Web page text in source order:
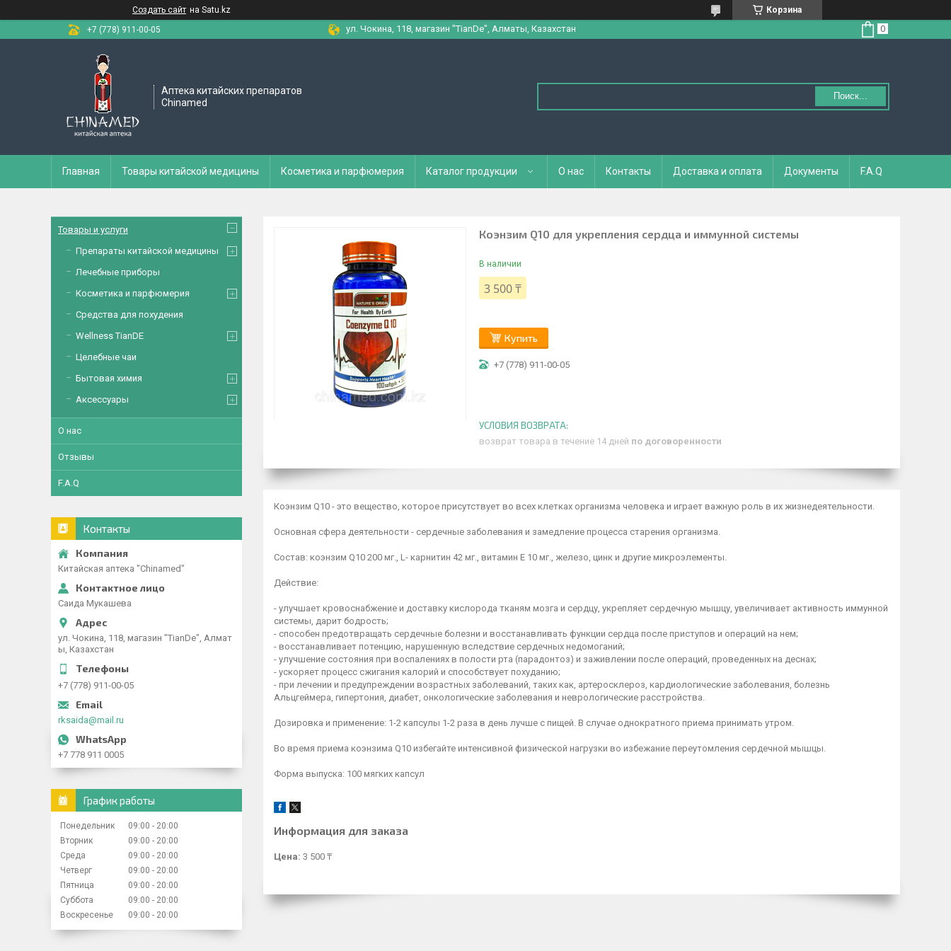
Создать сайт на Satu.kz
Корзина
+7 (778) 911-00-05
ул. Чокина, 118, магазин "TianDe", Алматы, Казахстан
Аптека китайских препаратов
Chinamed
Поиск...
Главная Товары китайской медицины Косметика и парфюмерия Каталог продукции О нас Контакты Доставка и оплата Документы F.A.Q
Коэнзим Q10 для укрепления сердца и иммунной системы
В наличии
3 500 ₸
Купить
+7 (778) 911-00-05
возврат товара в течение 14 дней по договоренности
Коэнзим Q10 - это вещество, которое присутствует во всех клетках организма человека и играет важную роль в их жизнедеятельности.
Основная сфера деятельности - сердечные заболевания и замедление процесса старения организма.
Состав: коэнзим Q10 200 мг., L- карнитин 42 мг., витамин Е 10 мг., железо, цинк и другие микроэлементы.
Действие:
- улучшает кровоснабжение и доставку кислорода тканям мозга и сердцу, укрепляет сердечную мышцу, увеличивает активность иммунной
системы, дарит бодрость;
- способен предотвращать сердечные болезни и восстанавливать функции сердца после приступов и операций на нем;
- восстанавливает потенцию, нарушенную вследствие сердечных недомоганий;
- улучшение состояния при воспалениях в полости рта (парадонтоз) и заживлении после операций, проведенных на деснах;
- ускоряет процесс сжигания калорий и способствует похуданию;
- при лечении и предупреждении возрастных заболеваний, таких как, артеросклероз, кардиологические заболевания, болезнь
Альцгеймера, гипертония, диабет, онкологические заболевания и неврологические расстройства.
Дозировка и применение: 1-2 капсулы 1-2 раза в день лучше с пищей. В случае однократного приема принимать утром.
Во время приема коэнзима Q10 избегайте интенсивной физической нагрузки во избежание переутомления сердечной мышцы.
Форма выпуска: 100 мягких капсул
Информация для заказа
Цена: 3 500 ₸
Товары и услуги
Препараты китайской медицины
Лечебные приборы
Косметика и парфюмерия
Средства для похудения
Wellness TianDE
Целебные чаи
Бытовая химия
Аксессуары
О нас
Отзывы
F.A.Q
Контакты
Китайская аптека "Chinamed"
Саида Мукашева
ул. Чокина, 118, магазин "TianDe", Алмат
ы, Казахстан
+7 (778) 911-00-05
rksaida@mail.ru
+7 778 911 0005
График работы
Понедельник 09:00
20:00
Вторник
09:00
20:00
Среда
09:00
20:00
Четверг
09:00
20:00
Пятница
09:00
20:00
Суббота
09:00
20:00
Воскресенье
09:00 20:00